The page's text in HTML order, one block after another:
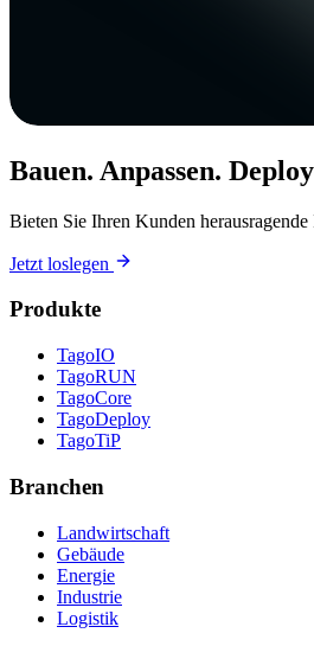
Bauen. Anpassen.
Bieten Sie Ihren Kunden
Jetzt loslegen
Produkte
TagoIO
TagoRUN
TagoCore
TagoDeploy
TagoTiP
Branchen
Landwirtschaft
Gebäude
Energie
Industrie
Logistik